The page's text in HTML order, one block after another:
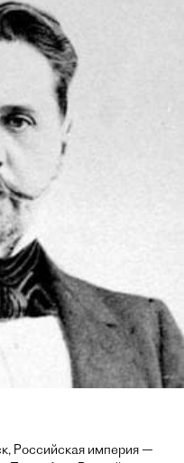
Российская империя —